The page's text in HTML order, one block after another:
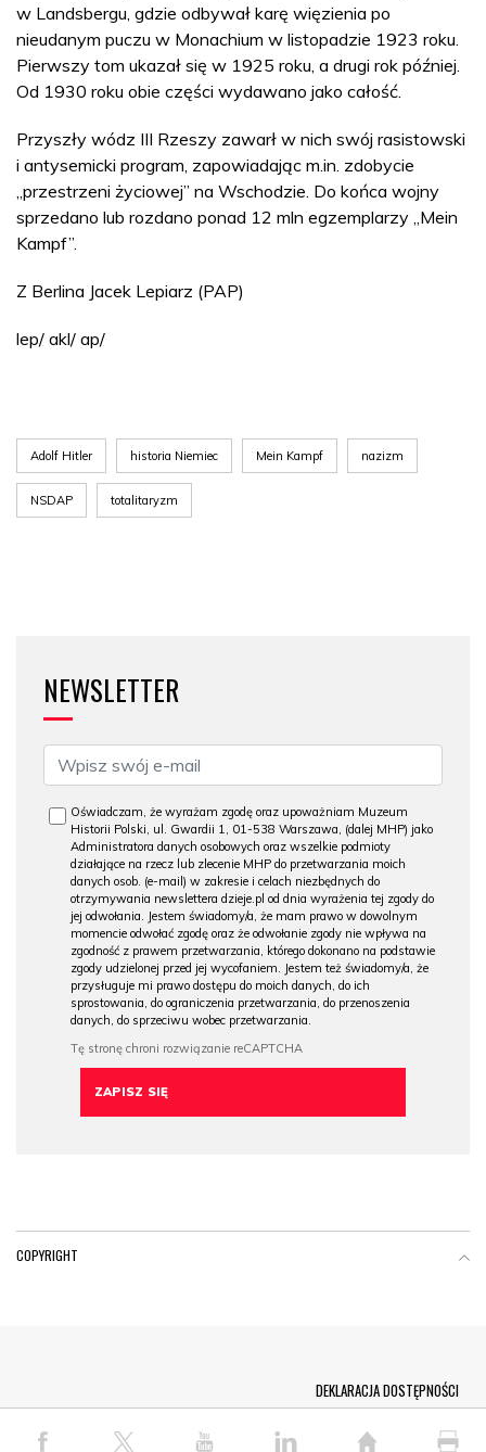
w Landsbergu, gdzie odbywał karę więzienia po
nieudanym puczu w Monachium w listopadzie 1923 roku.
Pierwszy tom ukazał się w 1925 roku, a drugi rok później.
Od 1930 roku obie części wydawano jako całość.
Przyszły wódz III Rzeszy zawarł w nich swój rasistowski
i antysemicki program, zapowiadając m.in. zdobycie
„przestrzeni życiowej” na Wschodzie. Do końca wojny
sprzedano lub rozdano ponad 12 mln egzemplarzy „Mein
Kampf”.
Z Berlina Jacek Lepiarz (PAP)
lep/ akl/ ap/
Adolf Hitler historia Niemiec Mein Kampf nazizm
NSDAP totalitaryzm
NEWSLETTER
Oświadczam, że wyrażam zgodę oraz upoważniam Muzeum
Historii Polski, ul. Gwardii 1, 01-538 Warszawa, (dalej MHP) jako
Administratora danych osobowych oraz wszelkie podmioty
działające na rzecz lub zlecenie MHP do przetwarzania moich
danych osob. (e-mail) w zakresie i celach niezbędnych do
otrzymywania newslettera dzieje.pl od dnia wyrażenia tej zgody do
jej odwołania. Jestem świadomy/a, że mam prawo w dowolnym
momencie odwołać zgodę oraz że odwołanie zgody nie wpływa na
zgodność z prawem przetwarzania, którego dokonano na podstawie
zgody udzielonej przed jej wycofaniem. Jestem też świadomy/a, że
przysługuje mi prawo dostępu do moich danych, do ich
sprostowania, do ograniczenia przetwarzania, do przenoszenia
danych, do sprzeciwu wobec przetwarzania.
COPYRIGHT
© COPYRIGHT PAP 2026
DEKLARACJA DOSTĘPNOŚCI